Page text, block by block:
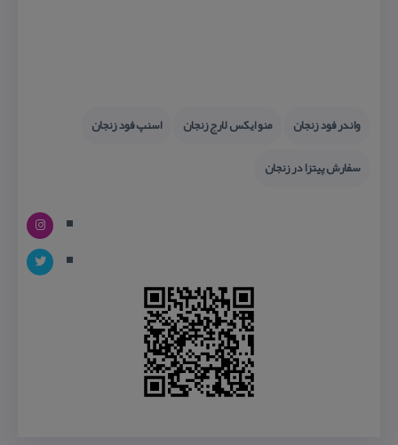
واندر فود زنجان منو ایكس لارج زنجان
اسنپ فود زنجان
سفارش پیتزا در زنجان